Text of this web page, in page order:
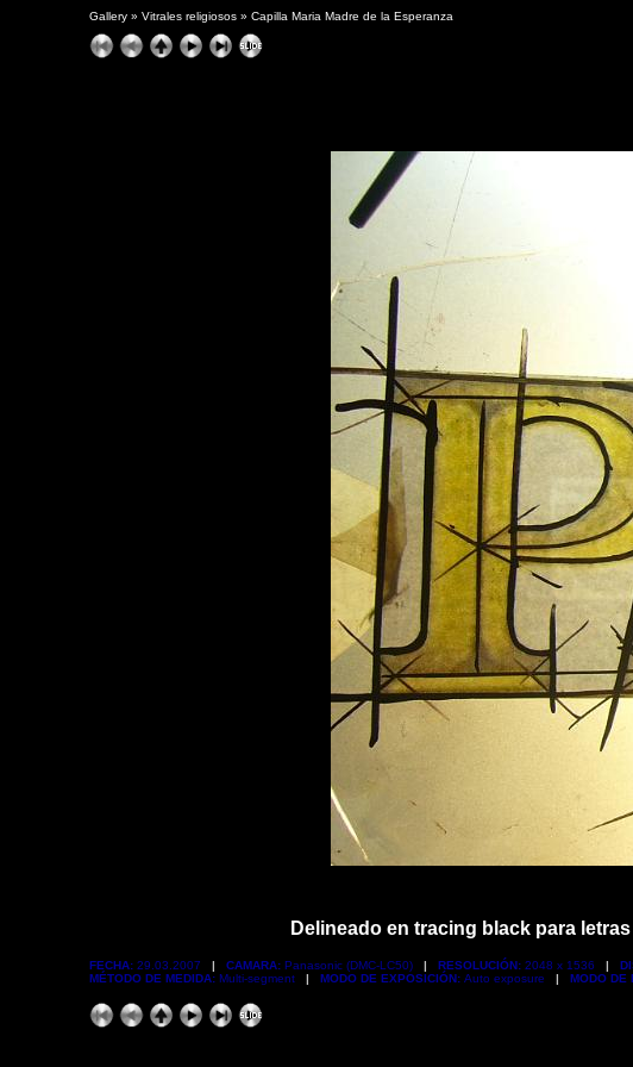
Gallery » Vitrales religiosos » Capilla Maria Madre de la Esperanza
Delineado en tracing black para
FECHA: 29.03.2007 | CAMARA: Panasonic (DMC-LC50) | RESOLUCIÓN: 2048 x 1536 |
MÉTODO DE MEDIDA: Multi-segment | MODO DE EXPOSICIÓN: Auto exposure | MODO DE